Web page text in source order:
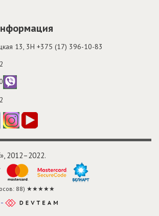
13, 3H +375 (17) 396-10-83
2012–2022.
88) ★★★★★